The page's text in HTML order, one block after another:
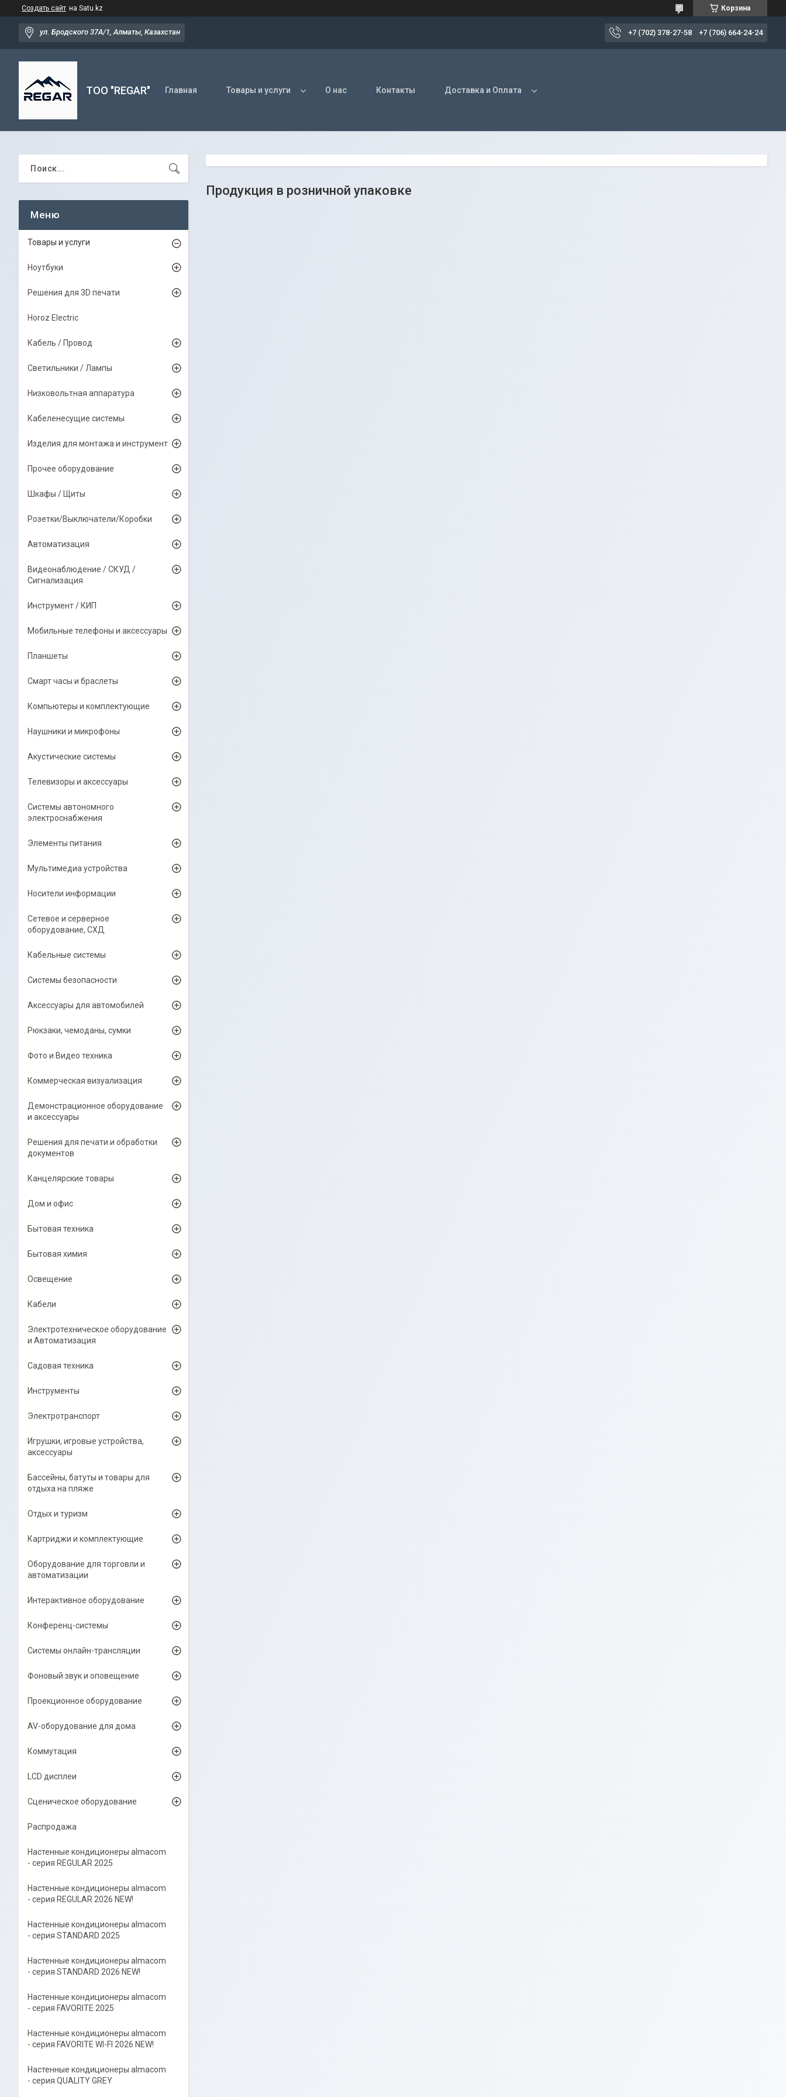
Создать сайт на Satu.kz Корзина
ул. Бродского 37А/1, Алматы, Казахстан +7 (702) 378-27-58 +7 (706) 664-24-24
TOO "REGAR" Главная Товары и услуги О нас Контакты Доставка и Оплата
Продукция в розничной упаковке
Товары и услуги
Ноутбуки
Решения для 3D печати
Horoz Electric
Кабель / Провод
Светильники / Лампы
Низковольтная аппаратура
Кабеленесущие системы
Изделия для монтажа и инструмент
Прочее оборудование
Шкафы / Щиты
Розетки/Выключатели/Коробки
Автоматизация
Видеонаблюдение / СКУД /
Сигнализация
Инструмент / КИП
Мобильные телефоны и аксессуары
Планшеты
Смарт часы и браслеты
Компьютеры и комплектующие
Наушники и микрофоны
Акустические системы
Телевизоры и аксессуары
Системы автономного
электроснабжения
Элементы питания
Мультимедиа устройства
Носители информации
Сетевое и серверное
оборудование, СХД
Кабельные системы
Системы безопасности
Аксессуары для автомобилей
Рюкзаки, чемоданы, сумки
Фото и Видео техника
Коммерческая визуализация
Демонстрационное оборудование
и аксессуары
Решения для печати и обработки
документов
Канцелярские товары
Дом и офис
Бытовая техника
Бытовая химия
Освещение
Кабели
Электротехническое оборудование
и Автоматизация
Садовая техника
Инструменты
Электротранспорт
Игрушки, игровые устройства,
аксессуары
Бассейны, батуты и товары для
отдыха на пляже
Отдых и туризм
Картриджи и комплектующие
Оборудование для торговли и
автоматизации
Интерактивное оборудование
Конференц-системы
Системы онлайн-трансляции
Фоновый звук и оповещение
Проекционное оборудование
AV-оборудование для дома
Коммутация
LCD дисплеи
Сценическое оборудование
Распродажа
Настенные кондиционеры almacom
- серия REGULAR 2025
Настенные кондиционеры almacom
- серия REGULAR 2026 NEW!
Настенные кондиционеры almacom
- серия STANDARD 2025
Настенные кондиционеры almacom
- серия STANDARD 2026 NEW!
Настенные кондиционеры almacom
- серия FAVORITE 2025
Настенные кондиционеры almacom
- серия FAVORITE WI-FI 2026 NEW!
Настенные кондиционеры almacom
- серия QUALITY GREY